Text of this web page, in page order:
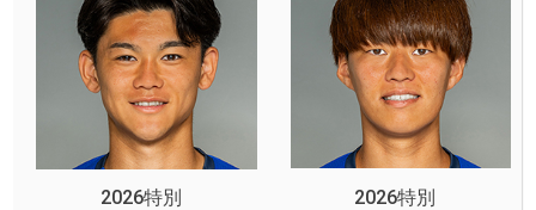
2026特別
2026特別